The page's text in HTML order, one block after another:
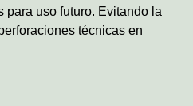
para uso futuro. Evitando la
técnicas en